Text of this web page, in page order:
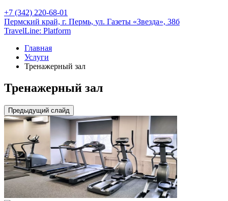
+7 (342) 220-68-01
Пермский край, г. Пермь, ул. Газеты «Звезда», 38б
TravelLine: Platform
Главная
Услуги
Тренажерный зал
Тренажерный зал
Предыдущий слайд